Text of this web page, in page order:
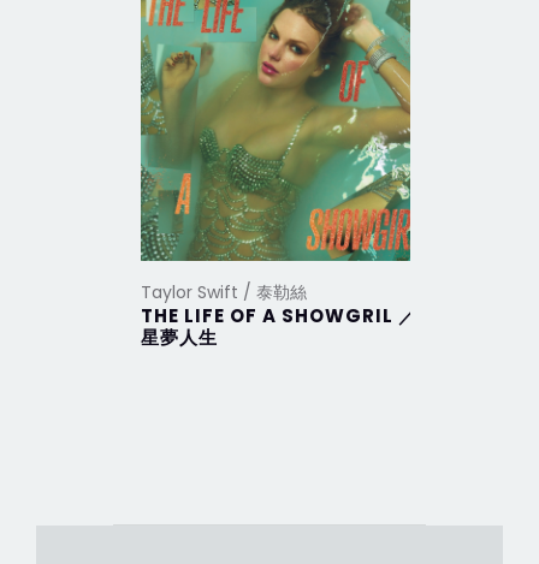
Taylor Swift / 泰勒絲
THE LIFE OF A SHOWGRIL ／
星夢人生